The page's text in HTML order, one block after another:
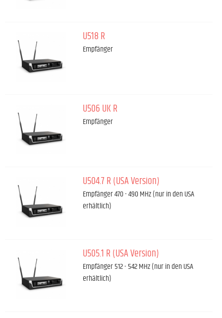
U518 R
Empfänger
U506 UK R
Empfänger
U504.7 R (USA Version)
Empfänger 470 - 490 MHz (nur in den USA
erhältlich)
U505.1 R (USA Version)
Empfänger 512 - 542 MHz (nur in den USA
erhältlich)